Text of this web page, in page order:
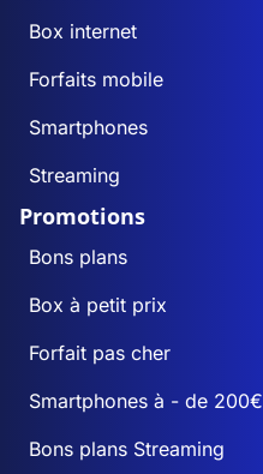
Box internet
Forfaits mobile
Smartphones
Streaming
Promotions
Bons plans
Box à petit prix
Forfait pas cher
Smartphones à - de 200€
Bons plans Streaming